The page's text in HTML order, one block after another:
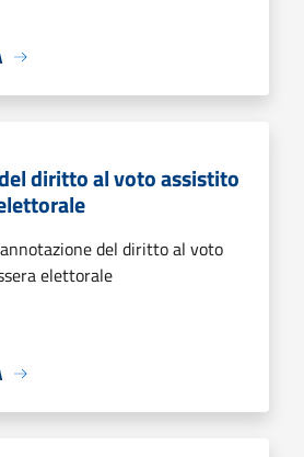
diritto al voto assistito
del diritto al voto
elettorale